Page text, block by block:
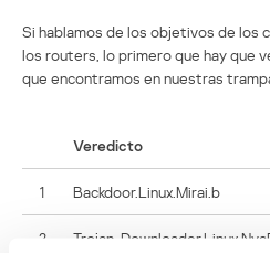
Si hablamos de los objetivos de los
los routers, lo primero que hay que
que encontramos en nuestras
Veredicto
1 Backdoor.Linux.Mirai.b
2 Trojan-